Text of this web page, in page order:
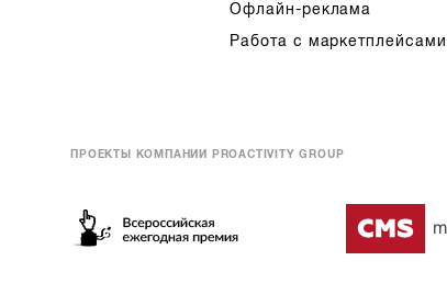
Офлайн-реклама
Работа с маркетплейсами
ПРОЕКТЫ КОМПАНИИ PROACTIVITY GROUP